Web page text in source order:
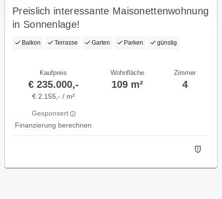
Preislich interessante Maisonettenwohnung
in Sonnenlage!
Balkon Terrasse Garten Parken günstig
Kaufpreis
€ 235.000,-
€ 2.155,- / m²
Gesponsert
Finanzierung berechnen
Wohnfläche
109 m²
Zimmer
4